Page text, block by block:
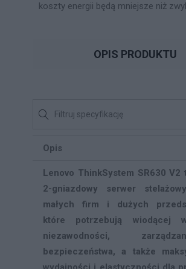
koszty energii będą mniejsze niż
OPIS PRODUKTU
Opis
Lenovo ThinkSystem SR630 V2
2-gniazdowy serwer
małych firm i dużych
które potrzebują wiodącej
niezawodności,
bezpieczeństwa, a także